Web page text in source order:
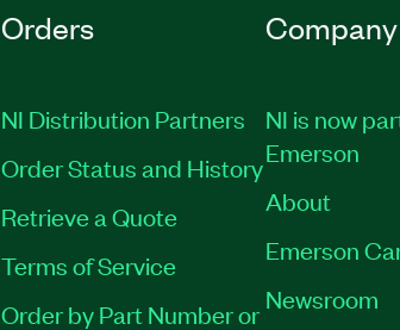
Orders
NI Distribution Partners
Order Status and History
Retrieve a Quote
Terms of Service
Order by Part Number or
Company
NI is now
Emerson
About
Emerson
Newsroom